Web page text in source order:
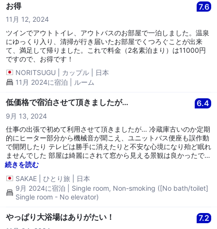
お得 7.6
11月 12, 2024
ツインでアウトトイレ、アウトバスのお部屋で一泊しました。温泉
にゆっくり入り、清掃が行き届いたお部屋でくつろぐことが出来
て、満足して帰りました。これで料金（2名素泊まり）は11000円
ですので、お得です！
NORITSUGU
カップル
日本
11月 2024に宿泊 | ルーム
低価格で宿泊させて頂きましたが… 6.4
9月 13, 2024
仕事の出張で初めて利用させて頂きましたが… 冷蔵庫古いのか定期
的にヒーター部分から機械音が聞こえ、ユニットバス便座も誤作動
で開閉したり テレビは勝手に消えたりと不安な心境になり殆ど眠れ
ませんでした 部屋は綺麗にされて窓から見える景観は良かったで
す！
続きを読む
SAKAE
ひとり旅
日本
9月 2024に宿泊 | Single room, Non-smoking ([No bath/toilet]
Single room - No elevator)
やっぱり大浴場はありがたい！ 7.2